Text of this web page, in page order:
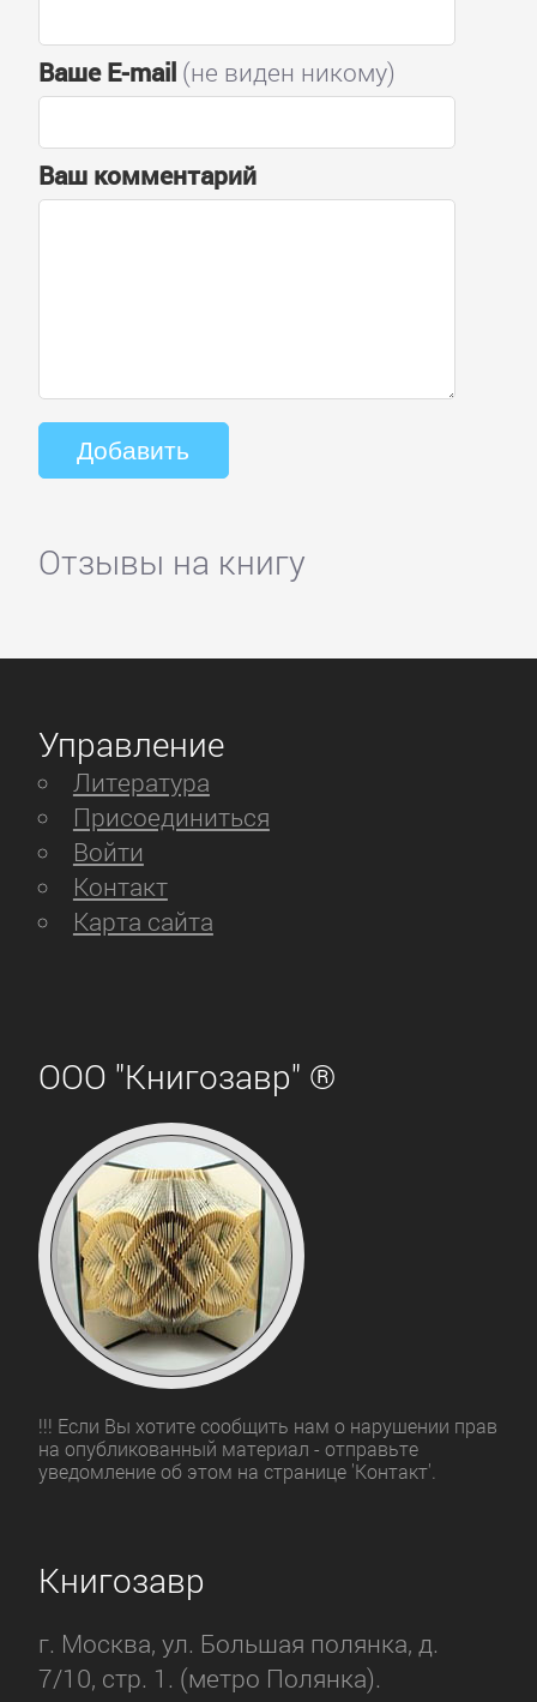
Ваше E-mail(не виден никому)
Ваш комментарий
Отзывы на книгу
Управление
Литература
Присоединиться
Войти
Контакт
Карта сайта
ООО "Книгозавр" ®
!!! Если Вы хотите сообщить нам о нарушении прав
на опубликованный материал - отправьте
уведомление об этом на странице 'Контакт'.
Книгозавр
г. Москва, ул. Большая полянка, д.
7/10, стр. 1. (метро Полянка).